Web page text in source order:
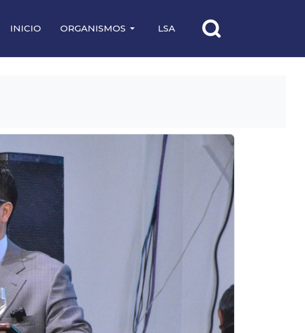
INICIO ORGANISMOS LSA